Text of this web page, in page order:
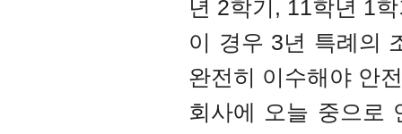
년 2학기, 11학년 1
이 경우 3년 특례의
완전히 이수해야 안
회사에 오늘 중으로